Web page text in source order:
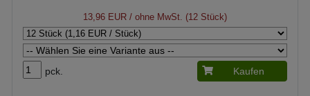
13,96 EUR / ohne MwSt. (12 Stück)
pck. Kaufen